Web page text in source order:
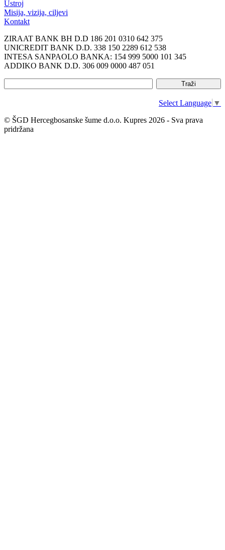
Ustroj
Misija, vizija, ciljevi
Kontakt
ZIRAAT BANK BH D.D 186 201 0310 642 375
UNICREDIT BANK D.D. 338 150 2289 612 538
INTESA SANPAOLO BANKA: 154 999 5000 101 345
ADDIKO BANK D.D. 306 009 0000 487 051
Select Language ▼
© ŠGD Hercegbosanske šume d.o.o. Kupres 2026 - Sva prava
pridržana